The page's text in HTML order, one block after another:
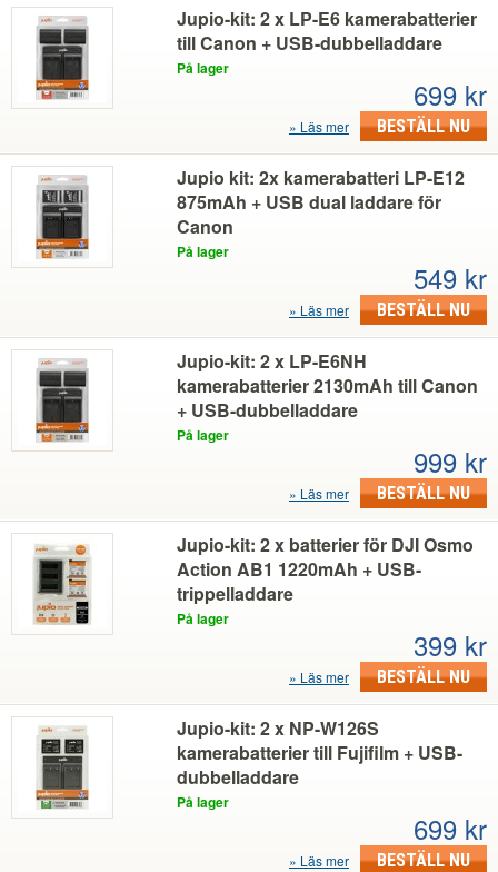
Säkerhet: Testad och skyddad mot överladdning
Garanti: 2 år
Jupio-kit: 2 x LP-E6 kamerabatterier
till Canon + USB-dubbelladdare
På lager
699 kr
BESTÄLL NU
Läs mer
Jupio kit: 2x kamerabatteri LP-E12
875mAh + USB dual laddare för
Canon
På lager
549 kr
BESTÄLL NU
Läs mer
Jupio-kit: 2 x LP-E6NH
kamerabatterier 2130mAh till Canon
+ USB-dubbelladdare
På lager
999 kr
BESTÄLL NU
Läs mer
Jupio-kit: 2 x batterier för DJI Osmo
Action AB1 1220mAh + USB-
trippelladdare
På lager
399 kr
BESTÄLL NU
Läs mer
Jupio-kit: 2 x NP-W126S
kamerabatterier till Fujifilm + USB-
dubbelladdare
På lager
699 kr
BESTÄLL NU
Läs mer